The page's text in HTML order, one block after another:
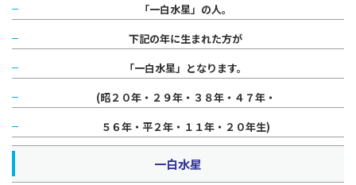
「一白水星」の人。
下記の年に生まれた方が
「一白水星」となります。
(昭２０年・２９年・３８年・４７年・
５６年・平２年・１１年・２０年生)
一白水星